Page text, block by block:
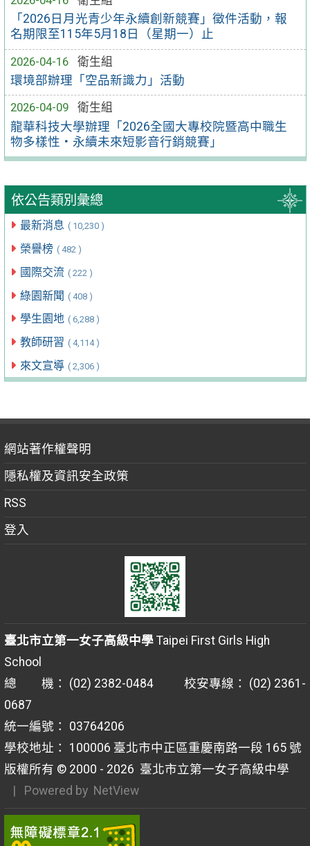
「2026日月光青少年永續創新競賽」徵件活動，報
名期限至115年5月18日（星期一）止
2026-04-16
衛生組
環境部辦理「空品新識力」活動
2026-04-09
衛生組
龍華科技大學辦理「2026全國大專校院暨高中職生
物多樣性‧永續未來短影音行銷競賽」
依公告類別彙總
最新消息 ( 10,230 )
榮譽榜 ( 482 )
國際交流 ( 222 )
綠園新聞 ( 408 )
學生園地 ( 6,288 )
教師研習 ( 4,114 )
來文宣導 ( 2,306 )
網站著作權聲明
隱私權及資訊安全政策
RSS
登入
臺北市立第一女子高級中學Taipei First Girls High
School
總 機： (02) 2382-0484 校安專線： (02) 2361-
0687
統一編號： 03764206
學校地址： 100006 臺北市中正區重慶南路一段 165 號
版權所有 © 2000 - 2026 臺北市立第一女子高級中學
| Powered by NetView